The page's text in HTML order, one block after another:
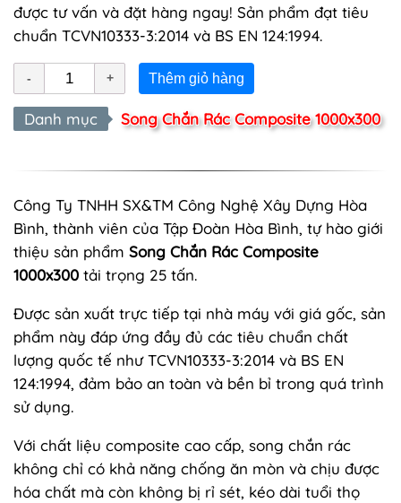
được tư vấn và đặt hàng ngay! Sản phẩm đạt tiêu
chuẩn TCVN10333-3:2014 và BS EN 124:1994.
Thêm giỏ hàng
Danh mục Song Chắn Rác Composite 1000x300
Công Ty TNHH SX&TM Công Nghệ Xây Dựng Hòa
Bình, thành viên của Tập Đoàn Hòa Bình, tự hào giới
thiệu sản phẩm Song Chắn Rác Composite
1000x300 tải trọng 25 tấn.
Được sản xuất trực tiếp tại nhà máy với giá gốc, sản
phẩm này đáp ứng đầy đủ các tiêu chuẩn chất
lượng quốc tế như TCVN10333-3:2014 và BS EN
124:1994, đảm bảo an toàn và bền bỉ trong quá trình
sử dụng.
Với chất liệu composite cao cấp, song chắn rác
không chỉ có khả năng chống ăn mòn và chịu được
hóa chất mà còn không bị rỉ sét, kéo dài tuổi thọ